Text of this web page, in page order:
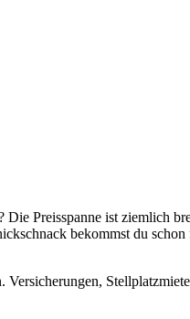
Preisspanne ist
bekommst du